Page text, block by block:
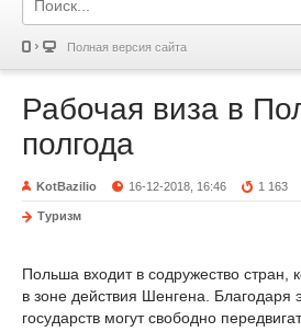
Полная версия сайта
Рабочая виза в
полгода
KotBazilio 16-12-2018, 16:46 1 163
Туризм
Польша входит в содружество стран,
в зоне действия Шенгена. Благодаря
государств могут свободно